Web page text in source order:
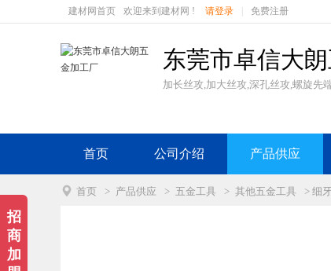
建材网首页 欢迎来到建材网 ! 请登录 免费注册
东莞市卓信大
加长丝攻,加大丝攻,深孔丝攻,螺旋先
首页 公司介绍 产品供应
 首页 > 产品供应 > 五金工具 > 其他五金工具 > 细
招
商
加